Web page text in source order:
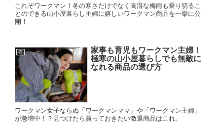
これぞワークマン！冬の寒さだけでなく高湿な梅雨も乗り切るこ
とのできる山小屋暮らし主婦に嬉しいワークマン商品を一挙に公
開！
衣
家事も育児もワークマン主婦！
極寒の山小屋暮らしでも無敵に
なれる商品の選び方
ワークマン女子ならぬ「ワークマンママ」や「ワークマン主婦」
が急増中！？見つけたら買っておきたい激選商品はこれ。